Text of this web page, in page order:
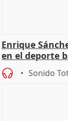
Enrique
en el deporte
Sonido